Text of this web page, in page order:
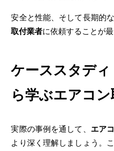
安全と性能、そして長期的
取付業者に依頼することが
ケーススタデ
ら学ぶエアコ
実際の事例を通して、 エア
より深く理解しましょう。